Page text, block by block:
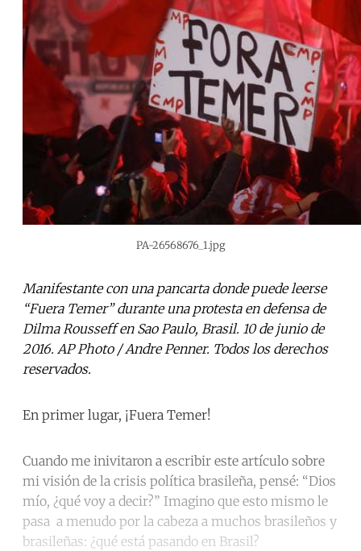
PA-26568676_1.jpg
Manifestante con una pancarta donde puede leerse
“Fuera Temer” durante una protesta en defensa de
Dilma Rousseff en Sao Paulo, Brasil. 10 de junio de
2016. AP Photo / Andre Penner. Todos los derechos
reservados.
En primer lugar, ¡Fuera Temer!
Cuando me inivitaron a escribir este artículo sobre
mi visión de la crisis política brasileña, pensé: “Dios
mío, ¿qué voy a decir?” Imagino que esto mismo le
pasa a menudo por la cabeza a muchos brasileños y
brasileñas: ¿qué está pasando en Brasil?